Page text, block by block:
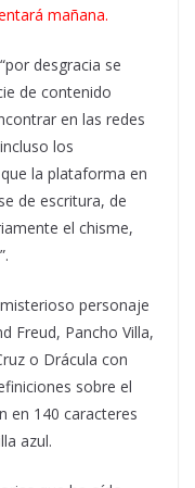
mañana.
desgracia se
de contenido
en las redes
los
la plataforma en
de escritura, de
el chisme,
personaje
Freud, Pancho Villa,
o Drácula con
sobre el
en 140 caracteres
azul.